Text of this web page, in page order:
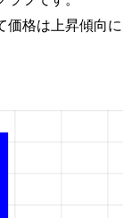
格は上昇傾向に